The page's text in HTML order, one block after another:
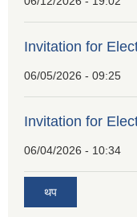
Invitation for
06/05/2026 - 09:25
Invitation for
06/04/2026 - 10:34
थप